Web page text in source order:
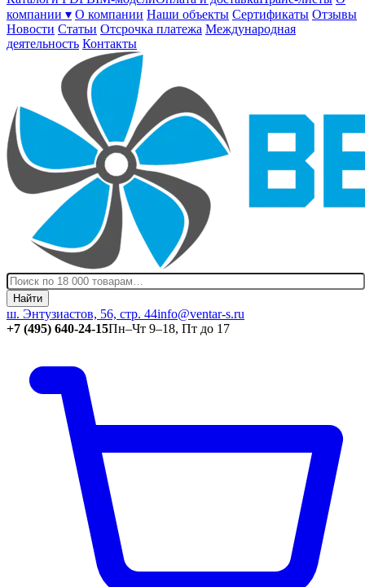
компании ▾ О компании Наши объекты Сертификаты Отзывы
Новости Статьи Отсрочка платежа Международная
деятельность Контакты
Найти
ш. Энтузиастов, 56, стр. 44info@ventar-s.ru
+7 (495) 640-24-15Пн–Чт 9–18, Пт до 17